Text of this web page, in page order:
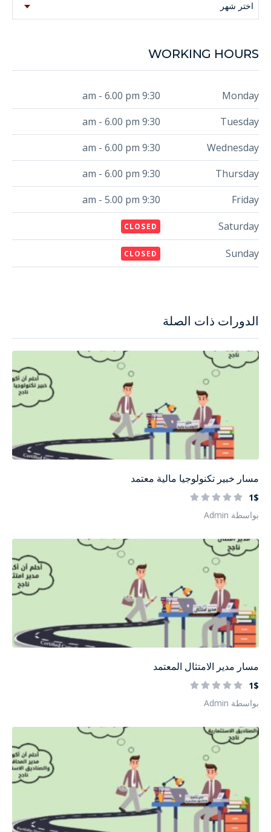
الدورات ذات الصلة
مسار خبير تكنولوجيا مالية معتمد
1$
بواسطة Admin
مسار مدير الامتثال المعتمد
1$
بواسطة Admin
اختر شهر
WORKING HOURS
Monday
9:30 am - 6.00 pm
Tuesday
9:30 am - 6.00 pm
Wednesday
9:30 am - 6.00 pm
Thursday
9:30 am - 6.00 pm
Friday
9:30 am - 5.00 pm
Saturday
CLOSED
Sunday
CLOSED